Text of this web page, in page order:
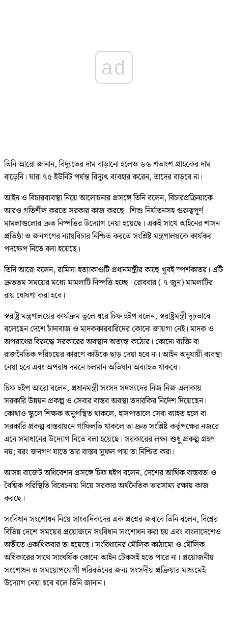
ad
তিনি আরো জানান, বিদ্যুতের দাম বাড়ানো হলেও ৬৬ শতাংশ গ্রাহকের দাম
বাড়েনি। যারা ৭৫ ইউনিট পর্যন্ত বিদ্যুৎ ব্যবহার করেন, তাদের বাড়বে না।
আইন ও বিচারব্যবস্থা নিয়ে আলোচনার প্রসঙ্গে তিনি বলেন, বিচারপ্রক্রিয়াকে
আরও গতিশীল করতে সরকার কাজ করছে। শিশু নির্যাতনসহ গুরুত্বপূর্ণ
মামলাগুলোর দ্রুত নিষ্পত্তির উদ্যোগ নেয়া হয়েছে। একই সাথে আইনের শাসন
প্রতিষ্ঠা ও জনগণের ন্যায়বিচার নিশ্চিত করতে সংশ্লিষ্ট মন্ত্রণালয়কে কার্যকর
পদক্ষেপ নিতে বলা হয়েছে।
তিনি আরো বলেন, রামিসা হত্যাকাণ্ডটি প্রধানমন্ত্রীর কাছে খুবই স্পর্শকাতর। এটি
দ্রুততম সময়ের মধ্যে মামলাটি নিষ্পত্তি হচ্ছে। রোববার ( ৭ জুন) মামলাটির
রায় ঘোষণা করা হবে।
স্বরাষ্ট্র মন্ত্রণালয়ের কার্যক্রম তুলে ধরে চিফ হুইপ বলেন, স্বরাষ্ট্রমন্ত্রী দৃঢ়ভাবে
বলেছেন দেশে চাঁদাবাজ ও মাদককারবারিদের কোনো জায়গা নেই। মাদক ও
অপরাধের বিরুদ্ধে সরকারের অবস্থান অত্যন্ত কঠোর। কোনো ব্যক্তি বা
রাজনৈতিক পরিচয়ের কারণে কাউকে ছাড় দেয়া হবে না। আইন অনুযায়ী ব্যবস্থা
নেয়া হবে এবং অপরাধ দমনে চলমান অভিযান অব্যাহত থাকবে।
চিফ হুইপ আরো বলেন, প্রধানমন্ত্রী সংসদ সদস্যদের নিজ নিজ এলাকায়
সরকারি উন্নয়ন প্রকল্প ও সেবার বাস্তব অবস্থা তদারকির নির্দেশ দিয়েছেন।
কোথাও স্কুলে শিক্ষক অনুপস্থিত থাকলে, হাসপাতালে সেবা ব্যাহত হলে বা
সরকারি প্রকল্প বাস্তবায়নে গাফিলতি থাকলে তা দ্রুত সংশ্লিষ্ট কর্তৃপক্ষের নজরে
এনে সমাধানের উদ্যোগ নিতে বলা হয়েছে। সরকারের লক্ষ্য শুধু প্রকল্প গ্রহণ
নয়; বরং জনগণ যাতে তার বাস্তব সুফল পায় তা নিশ্চিত করা।
আসন্ন বাজেট অধিবেশন প্রসঙ্গে চিফ হুইপ বলেন, দেশের আর্থিক বাস্তবতা ও
বৈশ্বিক পরিস্থিতি বিবেচনায় নিয়ে সরকার অর্থনৈতিক ভারসাম্য রক্ষায় কাজ
করছে।
সংবিধান সংশোধন নিয়ে সাংবাদিকদের এক প্রশ্নের জবাবে তিনি বলেন, বিশ্বের
বিভিন্ন দেশে সময়ের প্রয়োজনে সংবিধান সংশোধন করা হয় এবং বাংলাদেশেও
অতীতে একাধিকবার তা হয়েছে। সংবিধানের মৌলিক কাঠামো ও মৌলিক
অধিকারের সাথে সাংঘর্ষিক কোনো আইন টেকসই হতে পারে না। প্রয়োজনীয়
সংশোধন ও সময়োপযোগী পরিবর্তনের জন্য সংসদীয় প্রক্রিয়ার মাধ্যমেই
উদ্যোগ নেয়া হবে বলে তিনি জানান।